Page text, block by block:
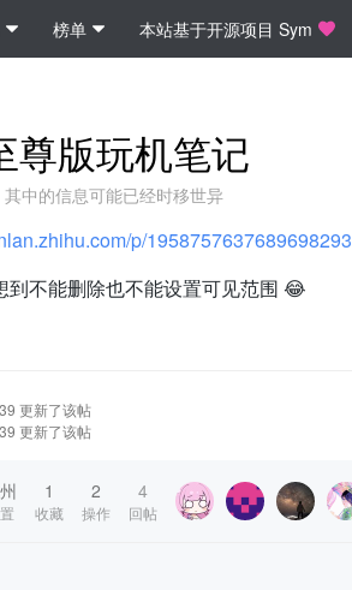
榜单 本站基于开源项目 Sym
尊版玩机笔记
其中的信息可能已经时移世异
p/1958757637689698293
到不能删除也不能设置可见范围 😂
更新了该帖
更新了该帖
1
收藏
2
操作
4
回帖